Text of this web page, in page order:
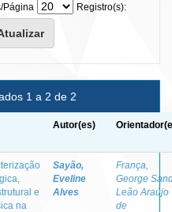
Página
Registro(s):
1 a 2 de 2
Autor(es)
e
na
Sayão,
Eveline
Alves
França,
George
Leão Araújo
de